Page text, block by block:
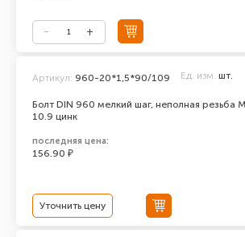
Болт DIN 960 мелкий шаг, неполная резьба
10.9 цинк
Артикул: 960-20*1,5*90/109 Ед. изм. шт.
последняя цена:
156.90 ₽
Уточнить цену